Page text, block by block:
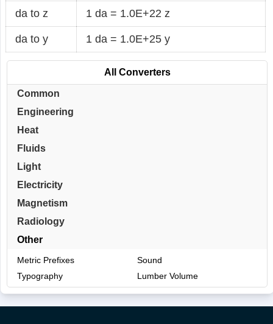
da to z 1 da = 1.0E+22 z
da to y 1 da = 1.0E+25 y
All Converters
Common
Engineering
Heat
Fluids
Light
Electricity
Magnetism
Radiology
Other
Metric Prefixes
Sound
Typography
Lumber Volume